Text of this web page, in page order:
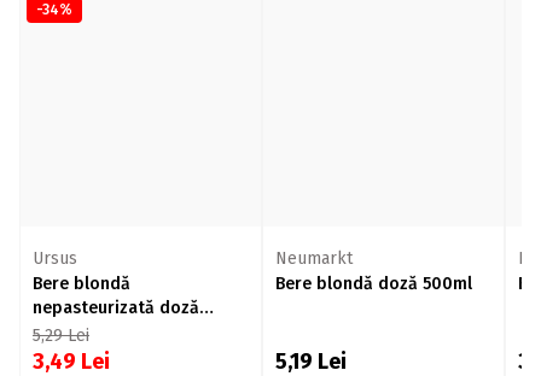
-34%
Ursus
Bere blondă
nepasteurizată doză
500ml
5,29Lei
3,49 Lei
Neumarkt
Bere blondă doză 500ml
5,19 Lei